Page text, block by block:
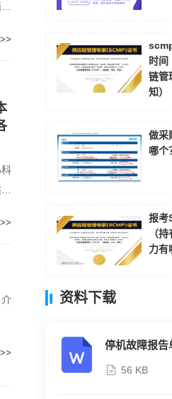
时
链管
知）
做采
哪个
报考
（
力有
资料下载
停机故障报告
56 KB